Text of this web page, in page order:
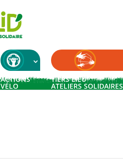
ACTIONS
VÉLO
TIERS LIEU
ATELIERS SOLIDAIRES